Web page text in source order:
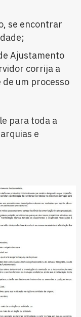
se encontrar
Ajustamento
corrija a
um processo
para toda a
e